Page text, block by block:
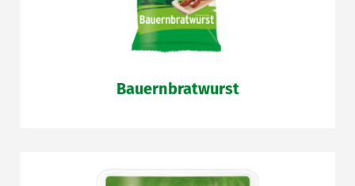
Bauernbratwurst